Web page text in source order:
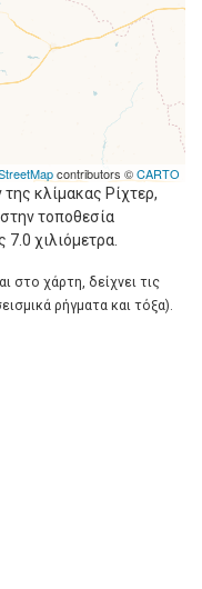
contributors ©CARTO
κλίμακας Ρίχτερ,
τοποθεσία
7.0 χιλιόμετρα.
στο χάρτη, δείχνει τις
ρήγματα και τόξα).